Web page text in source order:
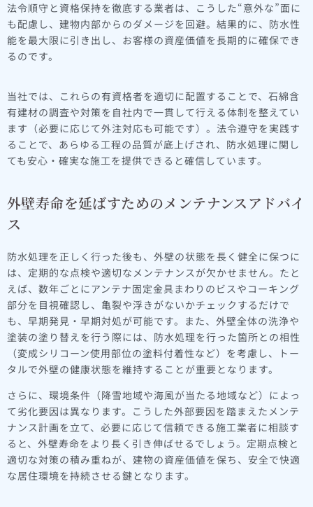
法令順守と資格保持を徹底する業者は、こうした“意外な”面に
も配慮し、建物内部からのダメージを回避。結果的に、防水性
能を最大限に引き出し、お客様の資産価値を長期的に確保でき
るのです。
当社では、これらの有資格者を適切に配置することで、石綿含
有建材の調査や対策を自社内で一貫して行える体制を整えてい
ます（必要に応じて外注対応も可能です）。法令遵守を実践す
ることで、あらゆる工程の品質が底上げされ、防水処理に関し
ても安心・確実な施工を提供できると確信しています。
外壁寿命を延ばすためのメンテナンスアドバイ
ス
防水処理を正しく行った後も、外壁の状態を長く健全に保つに
は、定期的な点検や適切なメンテナンスが欠かせません。たと
えば、数年ごとにアンテナ固定金具まわりのビスやコーキング
部分を目視確認し、亀裂や浮きがないかチェックするだけで
も、早期発見・早期対処が可能です。また、外壁全体の洗浄や
塗装の塗り替えを行う際には、防水処理を行った箇所との相性
（変成シリコーン使用部位の塗料付着性など）を考慮し、トー
タルで外壁の健康状態を維持することが重要となります。
さらに、環境条件（降雪地域や海風が当たる地域など）によっ
て劣化要因は異なります。こうした外部要因を踏まえたメンテ
ナンス計画を立て、必要に応じて信頼できる施工業者に相談す
ると、外壁寿命をより長く引き伸ばせるでしょう。定期点検と
適切な対策の積み重ねが、建物の資産価値を保ち、安全で快適
な居住環境を持続させる鍵となります。